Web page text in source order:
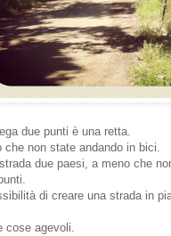
due punti è una retta.
che non state andando in bici.
due paesi, a meno che
di creare una strada in
cose agevoli.